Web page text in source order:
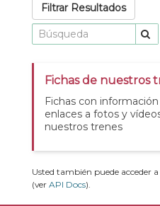
Filtrar Resultados
Fichas de nuestros
Fichas con
enlaces a fotos y
nuestros trenes
Usted también puede acceder
(ver API Docs).